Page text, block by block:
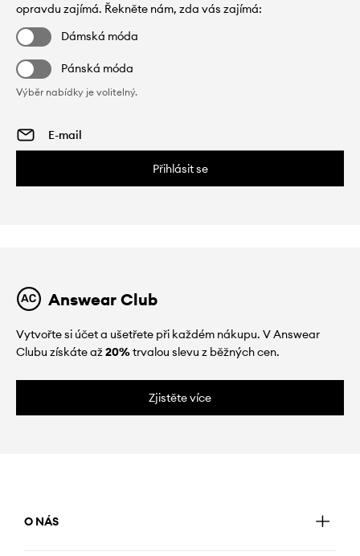
opravdu zajímá. Řekněte nám, zda vás zajímá:
Dámská móda
Pánská móda
Výběr nabídky je volitelný.
Přihlásit se
Answear Club
Vytvořte si účet a ušetřete při každém nákupu. V Answear
Clubu získáte až20%trvalou slevu z běžných cen.
Zjistěte více
O NÁS